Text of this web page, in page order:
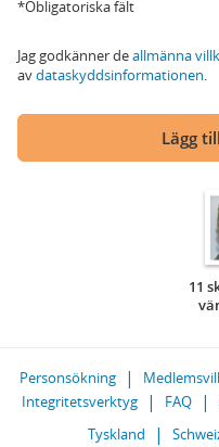
*Obligatoriska fält
Jag godkänner deallmänna
avdataskyddsinformationen.
Lägg
11
Personsökning
Integritetsverktyg
FAQ
Tyskland